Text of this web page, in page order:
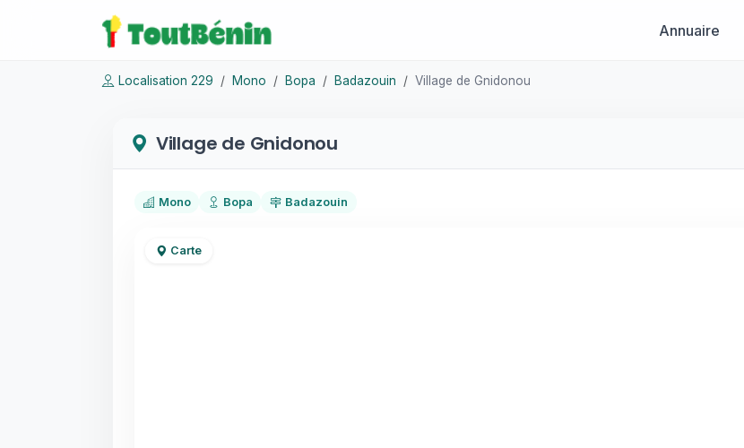
Annuaire
Localisation 229 Mono Bopa Badazouin Village de Gnidonou
Village de Gnidonou
Mono Bopa Badazouin
Carte